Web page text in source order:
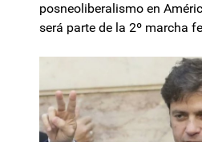
posneoliberalismo en
será parte de la 2º marcha